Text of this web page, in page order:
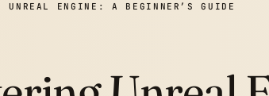
UNREAL ENGINE: A BEGINNER’S GUIDE